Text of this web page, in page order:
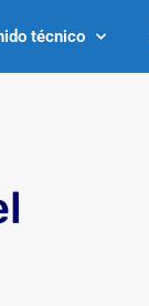
técnico